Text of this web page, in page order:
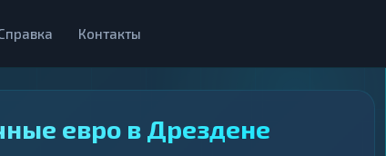
Контакты
евро в Дрездене